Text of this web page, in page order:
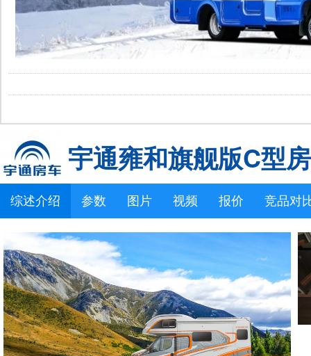
宇通雍和旗舰版C型
综述介绍 参数 图片 视频 报价 竞品对